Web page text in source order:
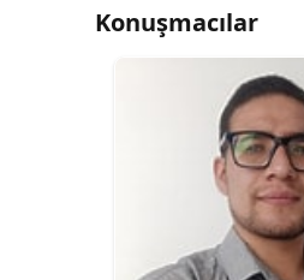
Konuşmacılar